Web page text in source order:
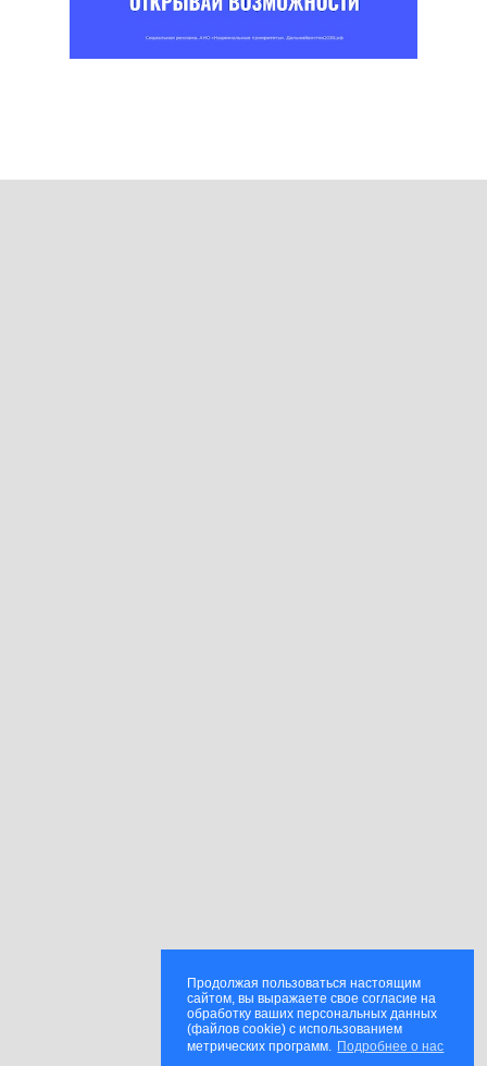
Продолжая пользоваться настоящим
сайтом, вы выражаете свое согласие на
обработку ваших персональных данных
(файлов cookie) с использованием
метрических программ. Подробнее о нас